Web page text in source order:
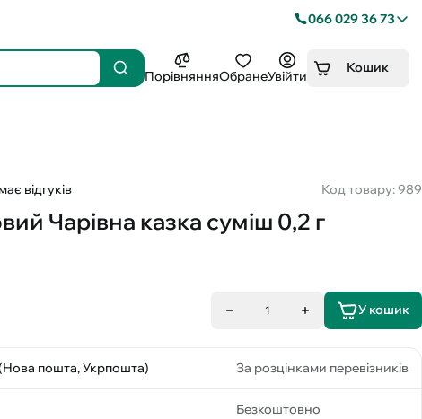
066 029 36 73
ПорівнянняОбранеУвійти
Кошик
відгуків Код товару: 989
Чарівна казка суміш 0,2 г
1 У кошик
пошта, Укрпошта) За розцінками перевізників
Безкоштовно